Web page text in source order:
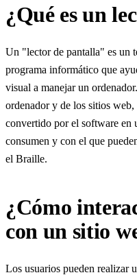
¿Qué es un
Un "lector de pantalla" es un
programa informático que
visual a manejar un
ordenador y de los sitios
convertido por el software en
consumen y con el que
el Braille.
¿Cómo
con un sitio
Los usuarios pueden realizar